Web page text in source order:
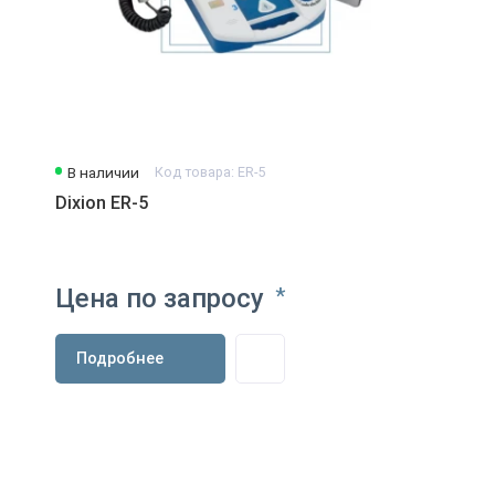
В наличии Код товара: ER-5
Dixion ER-5
Цена по запросу *
Подробнее